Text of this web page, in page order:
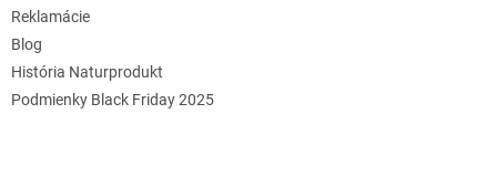
Reklamácie
Blog
História Naturprodukt
Podmienky Black Friday 2025